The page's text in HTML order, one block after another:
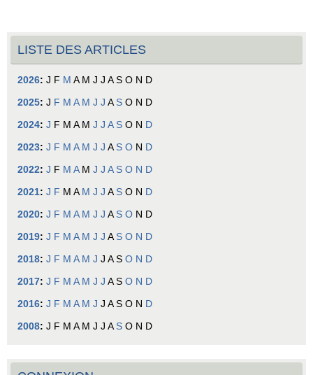
LISTE DES ARTICLES
2026: J F M A M J J A S O N D
2025: J F M A M J J A S O N D
2024: J F M A M J J A S O N D
2023: J F M A M J J A S O N D
2022: J F M A M J J A S O N D
2021: J F M A M J J A S O N D
2020: J F M A M J J A S O N D
2019: J F M A M J J A S O N D
2018: J F M A M J J A S O N D
2017: J F M A M J J A S O N D
2016: J F M A M J J A S O N D
2008: J F M A M J J A S O N D